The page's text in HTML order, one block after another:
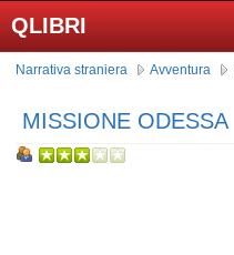
QLIBRI
Narrativa straniera Avventura
MISSIONE ODESSA